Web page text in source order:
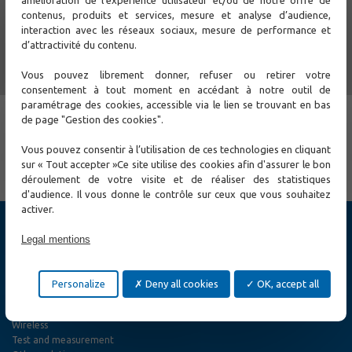
Quality of Service well suited to mix of services such as
traffic control and sporadic streams
RSTP network resilience and CXR specific DSL security
Comprehensive management and troubleshooting
functions
Qualified with many vendors of Intelligent Traansport
Systems
← Previous Next →
Ethernet Access and Extender
MPLS-TP and SONET / SDH, TDM E1/T1/PDH Networks
Wireless
Test and measurement
contenus, produits et services, mesure et analyse d’audience,
interaction avec les réseaux sociaux, mesure de performance et
d’attractivité du contenu.
Vous pouvez librement donner, refuser ou retirer votre
consentement à tout moment en accédant à notre outil de
paramétrage des cookies, accessible via le lien se trouvant en bas
de page "Gestion des cookies".
Vous pouvez consentir à l’utilisation de ces technologies en cliquant
sur « Tout accepter »Ce site utilise des cookies afin d'assurer le bon
déroulement de votre visite et de réaliser des statistiques
d'audience. Il vous donne le contrôle sur ceux que vous souhaitez
activer.
Legal mentions
OK, accept all
Deny all cookies
Personalize